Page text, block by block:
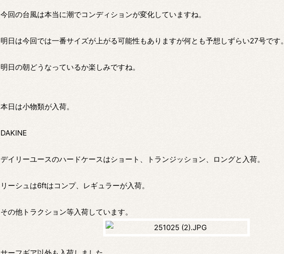
今回の台風は本当に潮でコンディションが変化していますね。
明日は今回では一番サイズが上がる可能性もありますが何とも予想しずらい27号です。
明日の朝どうなっているか楽しみですね。
本日は小物類が入荷。
DAKINE
デイリーユースのハードケースはショート、トランジッション、ロングと入荷。
リーシュは6ftはコンプ、レギュラーが入荷。
その他トラクション等入荷しています。